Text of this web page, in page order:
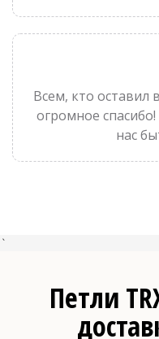
Всем, кто оставил
огромное
нас
`
Петли